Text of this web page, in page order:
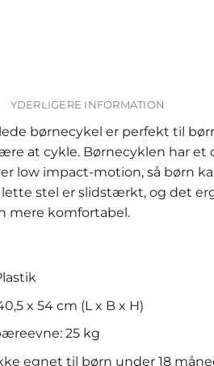
YDERLIGERE INFORMATION
børnecykel er perfekt til
at cykle. Børnecyklen har
low impact-motion, så børn
stel er slidstærkt, og det
mere komfortabel.
x 54 cm (L x B x H)
25 kg
egnet til børn under 18